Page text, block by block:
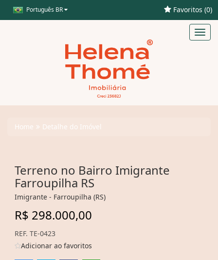
Português BR Favoritos (0)
Home Detalhe do Imóvel
Terreno no Bairro Imigrante
Farroupilha RS
Imigrante - Farroupilha (RS)
R$ 298.000,00
REF. TE-0423
Adicionar ao favoritos